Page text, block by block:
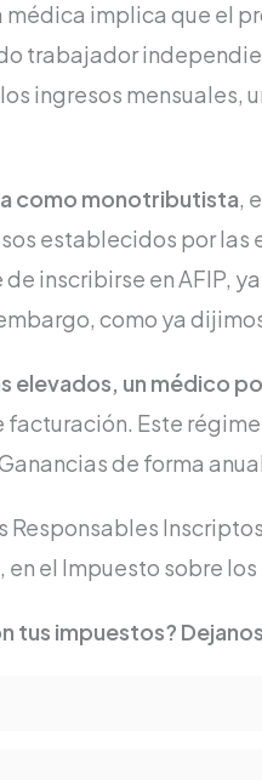
implica que el
trabajador
ingresos mensuales,
como monotributista,
establecidos por las
inscribirse en AFIP,
como ya
elevados, un médico
facturación. Este
de forma
el Impuesto sobre los
tus impuestos?